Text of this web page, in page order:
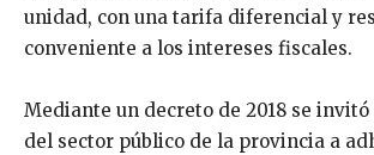
unidad, con una tarifa diferencial y
conveniente a los intereses fiscales.
Mediante un decreto de 2018 se
del sector público de la provincia a